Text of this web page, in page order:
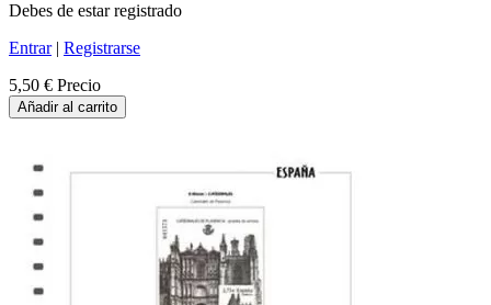
Debes de estar registrado
Entrar| Registrarse
5,50 € Precio
Añadir al carrito